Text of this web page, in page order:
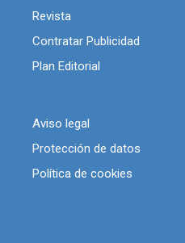
Revista
Contratar Publicidad
Plan Editorial
Aviso legal
Protección de datos
Política de cookies